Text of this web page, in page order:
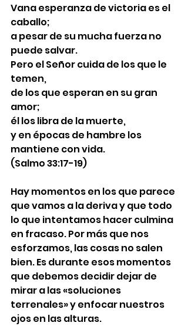
Vana esperanza de victoria es el
caballo;
a pesar de su mucha fuerza no
puede salvar.
Pero el Señor cuida de los que le
temen,
de los que esperan en su gran
amor;
él los libra de la muerte,
y en épocas de hambre los
mantiene con vida.
(Salmo 33:17-19)
Hay momentos en los que parece
que vamos a la deriva y que todo
lo que intentamos hacer culmina
en fracaso. Por más que nos
esforzamos, las cosas no salen
bien. Es durante esos momentos
que debemos decidir dejar de
mirar a las «soluciones
terrenales» y enfocar nuestros
ojos en las alturas.